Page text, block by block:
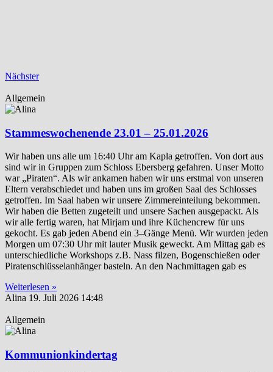
Nächster
Allgemein
Stammeswochenende 23.01 – 25.01.2026
Wir haben uns alle um 16:40 Uhr am Kapla getroffen. Von dort aus
sind wir in Gruppen zum Schloss Ebersberg gefahren. Unser Motto
war „Piraten“. Als wir ankamen haben wir uns erstmal von unseren
Eltern verabschiedet und haben uns im großen Saal des Schlosses
getroffen. Im Saal haben wir unsere Zimmereinteilung bekommen.
Wir haben die Betten zugeteilt und unsere Sachen ausgepackt. Als
wir alle fertig waren, hat Mirjam und ihre Küchencrew für uns
gekocht. Es gab jeden Abend ein 3–Gänge Menü. Wir wurden jeden
Morgen um 07:30 Uhr mit lauter Musik geweckt. Am Mittag gab es
unterschiedliche Workshops z.B. Nass filzen, Bogenschießen oder
Piratenschlüsselanhänger basteln. An den Nachmittagen gab es
Weiterlesen »
Alina 19. Juli 2026 14:48
Allgemein
Kommunionkindertag